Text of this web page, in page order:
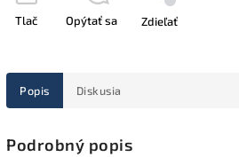
Tlač Opýtať sa Zdieľať
Popis Diskusia
Podrobný popis